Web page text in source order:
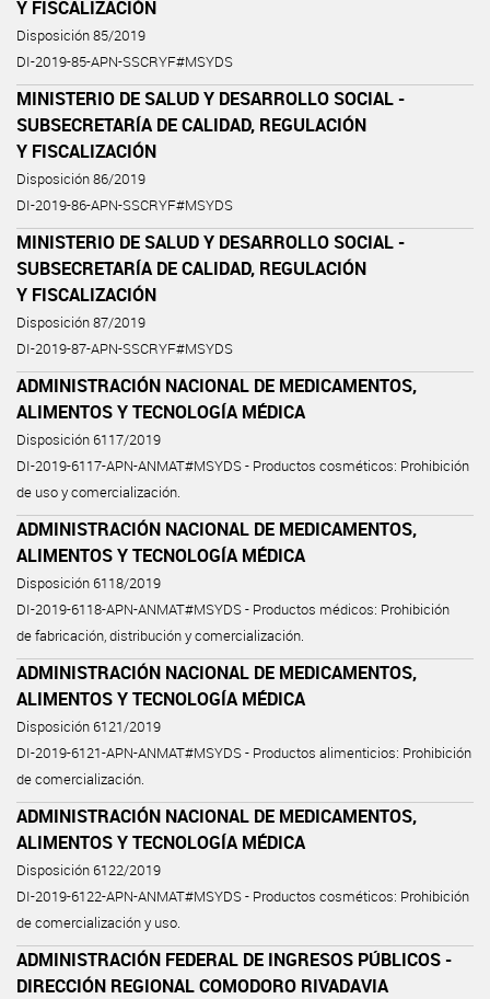
Y FISCALIZACIÓN
Disposición 85/2019
DI-2019-85-APN-SSCRYF#MSYDS
MINISTERIO DE SALUD Y DESARROLLO SOCIAL -
SUBSECRETARÍA DE CALIDAD, REGULACIÓN
Y FISCALIZACIÓN
Disposición 86/2019
DI-2019-86-APN-SSCRYF#MSYDS
MINISTERIO DE SALUD Y DESARROLLO SOCIAL -
SUBSECRETARÍA DE CALIDAD, REGULACIÓN
Y FISCALIZACIÓN
Disposición 87/2019
DI-2019-87-APN-SSCRYF#MSYDS
ADMINISTRACIÓN NACIONAL DE MEDICAMENTOS,
ALIMENTOS Y TECNOLOGÍA MÉDICA
Disposición 6117/2019
DI-2019-6117-APN-ANMAT#MSYDS - Productos cosméticos: Prohibición
de uso y comercialización.
ADMINISTRACIÓN NACIONAL DE MEDICAMENTOS,
ALIMENTOS Y TECNOLOGÍA MÉDICA
Disposición 6118/2019
DI-2019-6118-APN-ANMAT#MSYDS - Productos médicos: Prohibición
de fabricación, distribución y comercialización.
ADMINISTRACIÓN NACIONAL DE MEDICAMENTOS,
ALIMENTOS Y TECNOLOGÍA MÉDICA
Disposición 6121/2019
DI-2019-6121-APN-ANMAT#MSYDS - Productos alimenticios: Prohibición
de comercialización.
ADMINISTRACIÓN NACIONAL DE MEDICAMENTOS,
ALIMENTOS Y TECNOLOGÍA MÉDICA
Disposición 6122/2019
DI-2019-6122-APN-ANMAT#MSYDS - Productos cosméticos: Prohibición
de comercialización y uso.
ADMINISTRACIÓN FEDERAL DE INGRESOS PÚBLICOS -
DIRECCIÓN REGIONAL COMODORO RIVADAVIA